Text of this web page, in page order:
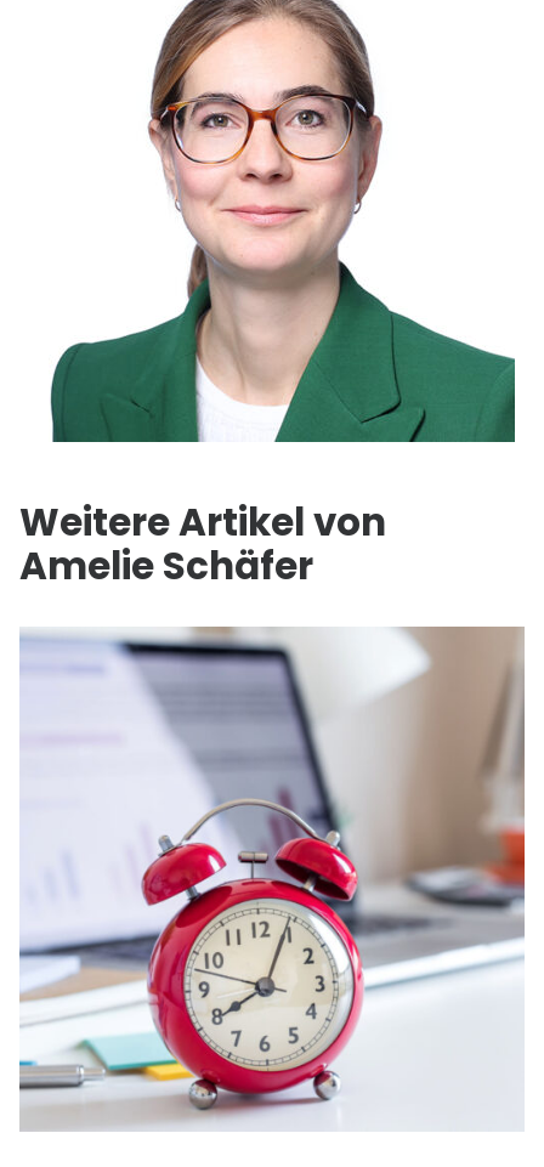
Weitere Artikel von
Amelie Schäfer